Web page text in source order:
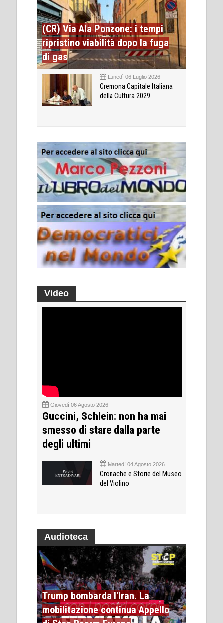
(CR) Via Ala Ponzone: i tempi
ripristino viabilità dopo la fuga
di gas
Lunedì 06 Luglio 2026
Cremona Capitale Italiana
della Cultura 2029
Video
Giovedì 06 Agosto 2026
Guccini, Schlein: non ha mai
smesso di stare dalla parte
degli ultimi
Martedì 04 Agosto 2026
Cronache e Storie del Museo
del Violino
Audioteca
Trump bombarda l'Iran. La
mobilitazione continua Appello